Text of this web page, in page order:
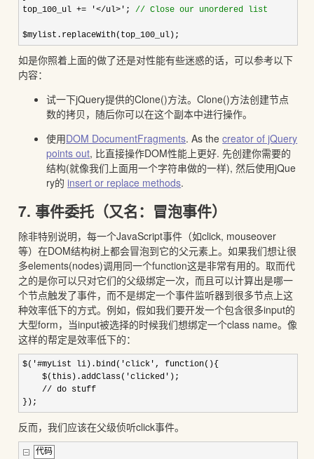
top_100_ul+= '</ul> ' ;// Close our unordered list
$mylist.replaceWith(top_100_ul);
如是你照着上面的做了还是对性能有些迷惑的话，可以参考以下
内容：
试一下jQuery提供的Clone()方法。Clone()方法创建节点
数的拷贝，随后你可以在这个副本中进行操作。
使用DOM DocumentFragments. As thecreator of jQuery
points out, 比直接操作DOM性能上更好. 先创建你需要的
结构(就像我们上面用一个字符串做的一样), 然后使用jQue
ry的insert or replace methods.
7. 事件委托（又名：冒泡事件）
除非特别说明，每一个JavaScript事件（如click, mouseover
等）在DOM结构树上都会冒泡到它的父元素上。如果我们想让很
多elements(nodes)调用同一个function这是非常有用的。取而代
之的是你可以只对它们的父级绑定一次，而且可以计算出是哪一
个节点触发了事件，而不是绑定一个事件监听器到很多节点上这
种效率低下的方式。例如，假如我们要开发一个包含很多input的
大型form，当input被选择的时候我们想绑定一个class name。像
这样的帮定是效率低下的：
$( '#myList li).bind( 'click ' , function(){
$(this).addClass( 'clicked ' );
// do stuff
});
反而，我们应该在父级侦听click事件。
代码